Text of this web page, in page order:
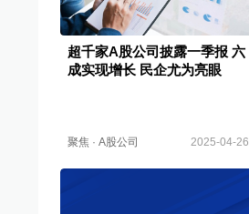
超千家A股公司披露一季报 六
成实现增长 民企尤为亮眼
聚焦 · A股公司 2025-04-26